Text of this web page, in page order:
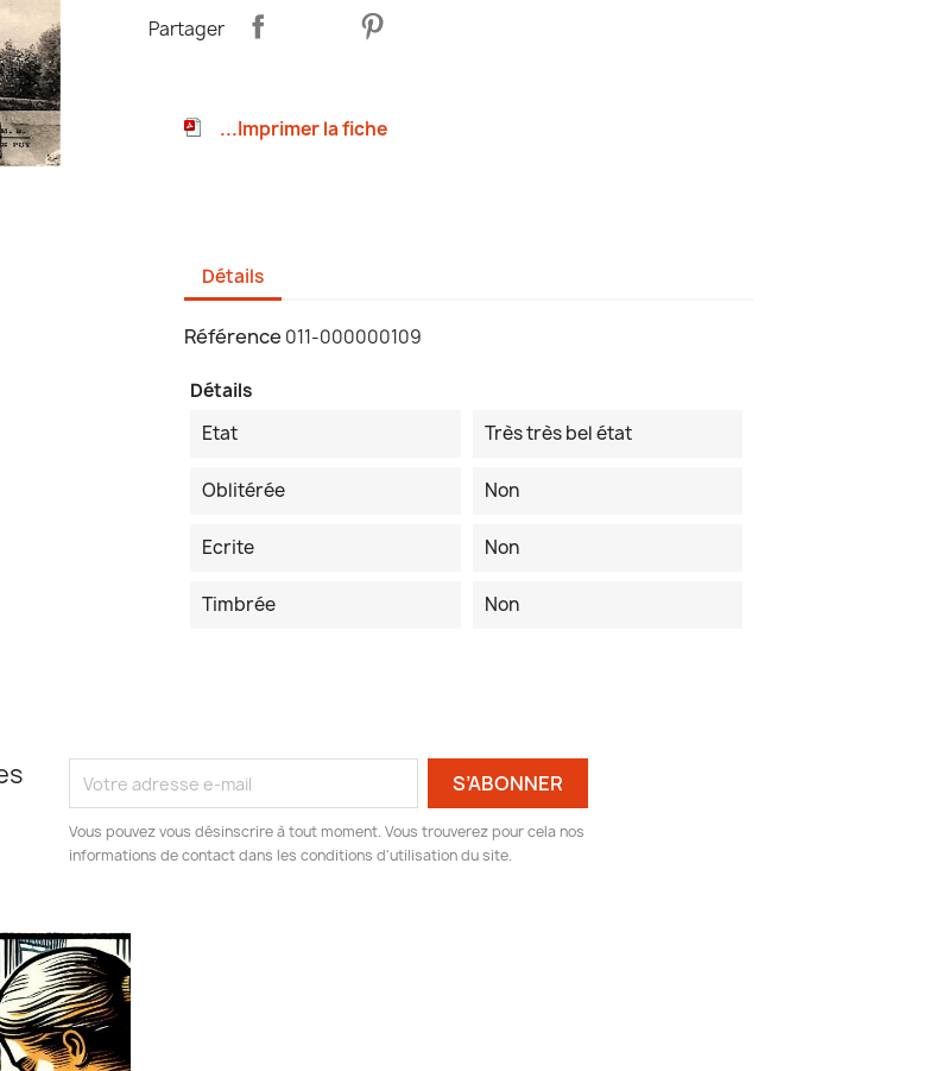
Partager
...Imprimer la fiche
Détails
Référence 011-000000109
Détails
Etat
Très très bel état
Oblitérée Non
Ecrite Non
Timbrée Non
Vous pouvez vous désinscrire à tout moment. Vous trouverez pour cela nos
informations de contact dans les conditions d'utilisation du site.